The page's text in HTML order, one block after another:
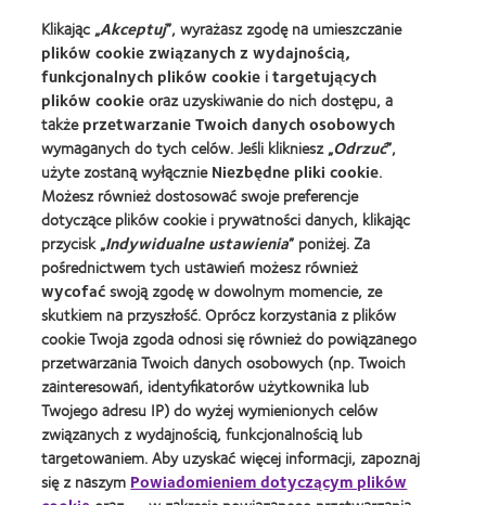
Technologia soczewek kontaktowych
Znajdz Specjaliste
Soczewki kontaktowe i wzrok
Nowy użytkownik
Doświadczony użytkownik
Blog
O Nas
Kariera
Wiadomości globalne
Kontakt
Prawny
Polityka prywatności
Klikając „Akceptuj”, wyrażasz zgodę na umieszczanie
plików cookie związanych z wydajnością,
funkcjonalnych plików cookie itargetujących
plików cookieoraz uzyskiwanie do nich dostępu, a
takżeprzetwarzanie Twoich danych osobowych
wymaganych do tych celów. Jeśli klikniesz „Odrzuć”,
użyte zostaną wyłącznieNiezbędne pliki cookie.
Możesz również dostosować swoje preferencje
dotyczące plików cookie i prywatności danych, klikając
przycisk „Indywidualne ustawienia” poniżej. Za
pośrednictwem tych ustawień możesz również
wycofaćswoją zgodę w dowolnym momencie, ze
skutkiem na przyszłość. Oprócz korzystania z plików
cookie Twoja zgoda odnosi się również do powiązanego
przetwarzania Twoich danych osobowych (np. Twoich
zainteresowań, identyfikatorów użytkownika lub
Twojego adresu IP) do wyżej wymienionych celów
związanych z wydajnością, funkcjonalnością lub
targetowaniem. Aby uzyskać więcej informacji, zapoznaj
się z naszym Powiadomieniem dotyczącym plików